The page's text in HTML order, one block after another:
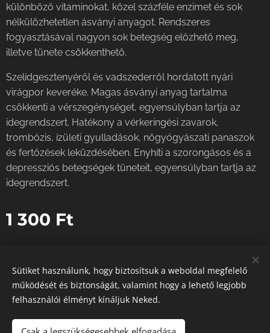
különböző vitaminokat, közel százféle enzimet és sok
nélkülözhetetlen ásványi anyagot. Rendszeres
fogyasztásával nagyon sok betegség előzhető meg,
illetve tünete csökkenthető.
Szelídgesztenyéről és vadszederről hordatott nyári
virágpor keveréke. Magas ásványi anyag tartalma
csökkenti a vérszegénységet, egyensúlyban tartja az
idegrendszert. Hatékony a vérkeringési zavarok,
trombózis, ízületi gyulladások, nőgyógyászati panaszok
és fertőzések leküzdésében. Enyhíti a szorongásos és a
depressziós betegségek tüneteit, egyensúlyban tartja az
idegrendszert.
1 300 Ft
Instagram facebook
Sütiket használunk, hogy biztosítsuk a weboldal megfelelő
működését és biztonságát, valamint hogy a lehető legjobb
felhasználói élményt kínáljuk Neked.